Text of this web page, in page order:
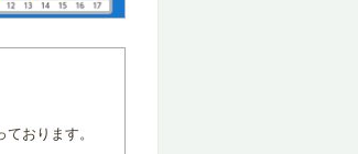
おります。